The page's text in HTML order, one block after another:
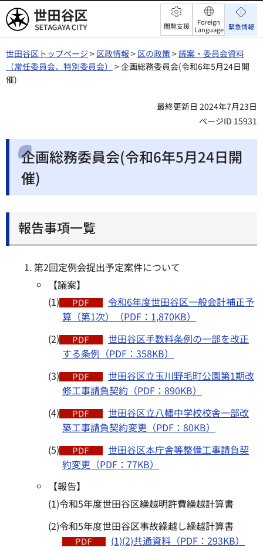
世田谷区 閲覧支援
Foreign
Language 緊急情報
世田谷区トップページ > 区政情報 > 区の政策>議案・委員会資料
（常任委員会、特別委員会） > 企画総務委員会(令和6年5月24日開
催)
最終更新日 2024年7月23日
ページID 15931
企画総務委員会(令和6年5月24日開
催)
報告事項一覧
第2回定例会提出予定案件について
【議案】
(1)
令和6年度世田谷区一般会計補正予
算（第1次）（PDF：1,870KB）
(2)
世田谷区手数料条例の一部を改正
する条例（PDF：358KB）
(3)
世田谷区立玉川野毛町公園第1期改
修工事請負契約（PDF：890KB）
(4)
世田谷区立八幡中学校校舎一部改
築工事請負契約変更（PDF：80KB）
(5)
世田谷区本庁舎等整備工事請負契
約変更（PDF：77KB）
【報告】
(1)令和5年度世田谷区繰越明許費繰越計算書
(2)令和5年度世田谷区事故繰越し繰越計算書
(1)(2)共通資料（PDF：293KB）